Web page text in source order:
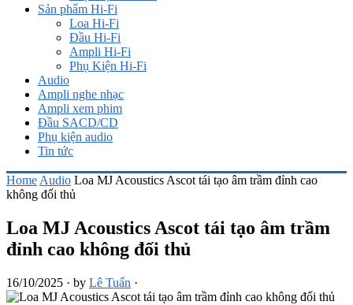
Sản phẩm Hi-Fi
Loa Hi-Fi
Đầu Hi-Fi
Ampli Hi-Fi
Phụ Kiện Hi-Fi
Audio
Ampli nghe nhạc
Ampli xem phim
Đầu SACD/CD
Phụ kiện audio
Tin tức
Home Audio Loa MJ Acoustics Ascot tái tạo âm trầm đỉnh cao
không đối thủ
Loa MJ Acoustics Ascot tái tạo âm trầm
đỉnh cao không đối thủ
16/10/2025 · by Lê Tuấn ·